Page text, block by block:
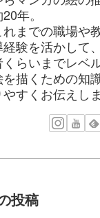
年。
れまでの職場や
経験を活かして
くらいまでレベ
を描くための知
やすくお伝えしま
投稿